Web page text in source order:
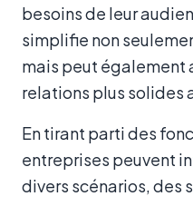
besoins de leur
simplifie non
mais peut également
relations plus solides
En tirant parti des
entreprises peuvent
divers scénarios, des